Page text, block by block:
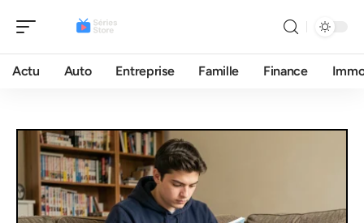
Actu Auto Entreprise Famille Finance